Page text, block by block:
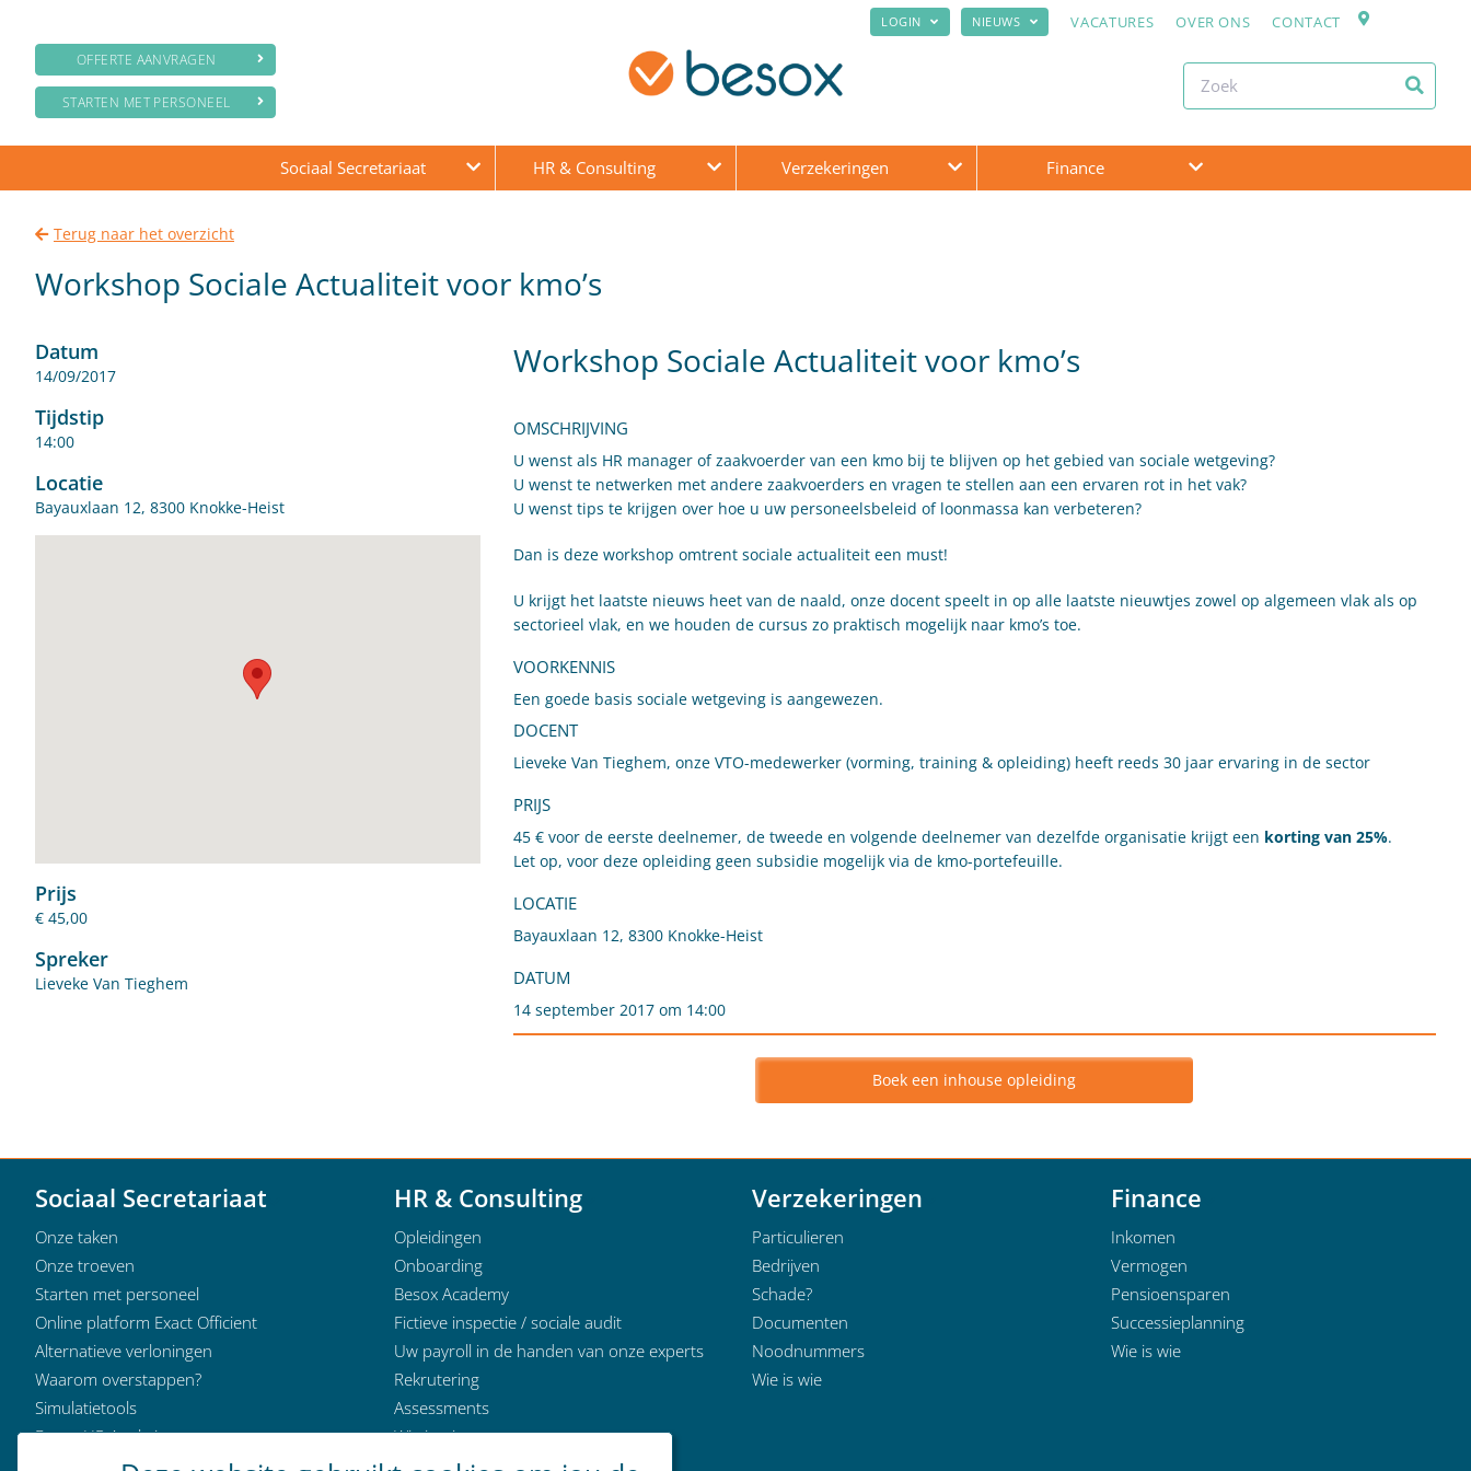
OFFERTE AANVRAGEN
STARTEN MET PERSONEEL
LOGIN NIEUWS VACATURES OVER ONS CONTACT
Sociaal Secretariaat HR & Consulting Verzekeringen Finance
Terug naar het overzicht
Workshop Sociale Actualiteit voor kmo’s
Datum
14/09/2017
Tijdstip
14:00
Locatie
Bayauxlaan 12, 8300 Knokke-Heist
Prijs
€ 45,00
Spreker
Lieveke Van Tieghem
Workshop Sociale Actualiteit voor kmo’s
OMSCHRIJVING
U wenst als HR manager of zaakvoerder van een kmo bij te blijven op het gebied van sociale wetgeving?
U wenst te netwerken met andere zaakvoerders en vragen te stellen aan een ervaren rot in het vak?
U wenst tips te krijgen over hoe u uw personeelsbeleid of loonmassa kan verbeteren?
Dan is deze workshop omtrent sociale actualiteit een must!
U krijgt het laatste nieuws heet van de naald, onze docent speelt in op alle laatste nieuwtjes zowel op algemeen vlak als op
sectorieel vlak, en we houden de cursus zo praktisch mogelijk naar kmo’s toe.
VOORKENNIS
Een goede basis sociale wetgeving is aangewezen.
DOCENT
Lieveke Van Tieghem, onze VTO-medewerker (vorming, training & opleiding) heeft reeds 30 jaar ervaring in de sector
PRIJS
45 € voor de eerste deelnemer, de tweede en volgende deelnemer van dezelfde organisatie krijgt een korting van 25%.
Let op, voor deze opleiding geen subsidie mogelijk via de kmo-portefeuille.
LOCATIE
Bayauxlaan 12, 8300 Knokke-Heist
DATUM
14 september 2017 om 14:00
Boek een inhouse opleiding
Sociaal Secretariaat
Onze taken
Onze troeven
Starten met personeel
Online platform Exact Officient
Alternatieve verloningen
Waarom overstappen?
Simulatietools
Besox HR Analytics
Klantervaringen
HR & Consulting
Opleidingen
Onboarding
Besox Academy
Fictieve inspectie / sociale audit
Uw payroll in de handen van onze experts
Rekrutering
Assessments
Wie is wie
Verzekeringen
Particulieren
Bedrijven
Schade?
Documenten
Noodnummers
Wie is wie
Finance
Inkomen
Vermogen
Pensioensparen
Successieplanning
Wie is wie